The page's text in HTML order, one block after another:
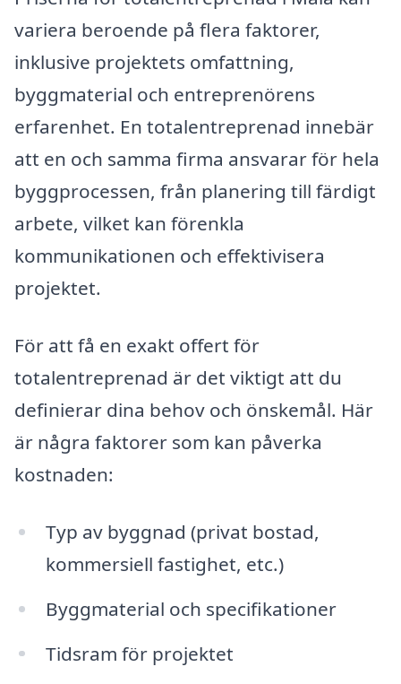
variera beroende på flera faktorer,
inklusive projektets omfattning,
byggmaterial och entreprenörens
erfarenhet. En totalentreprenad innebär
att en och samma firma ansvarar för hela
byggprocessen, från planering till färdigt
arbete, vilket kan förenkla
kommunikationen och effektivisera
projektet.
För att få en exakt offert för
totalentreprenad är det viktigt att du
definierar dina behov och önskemål. Här
är några faktorer som kan påverka
kostnaden:
Typ av byggnad (privat bostad,
kommersiell fastighet, etc.)
Byggmaterial och specifikationer
Tidsram för projektet